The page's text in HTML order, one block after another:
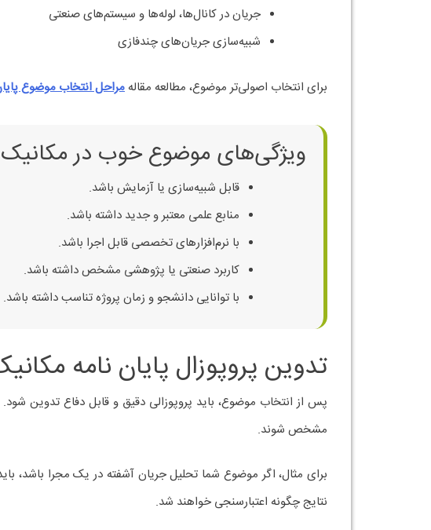
جریان در کانال‌ها، لوله‌ها و سیستم‌های صنعتی
شبیه‌سازی جریان‌های چندفازی
برای انتخاب اصولی‌تر موضوع، مطالعه مقاله مراحل انتخاب موضوع
ویژگی‌های موضوع خوب در مکانیک
قابل شبیه‌سازی یا آزمایش باشد.
منابع علمی معتبر و جدید داشته باشد.
با نرم‌افزارهای تخصصی قابل اجرا باشد.
کاربرد صنعتی یا پژوهشی مشخص داشته باشد.
با توانایی دانشجو و زمان پروژه تناسب داشته باشد.
تدوین پروپوزال پایان نامه
پس از انتخاب موضوع، باید پروپوزالی دقیق و قابل دفاع تدوین شود.
مشخص شوند.
برای مثال، اگر موضوع شما تحلیل جریان آشفته در یک مجرا
نتایج چگونه اعتبارسنجی خواهند شد.